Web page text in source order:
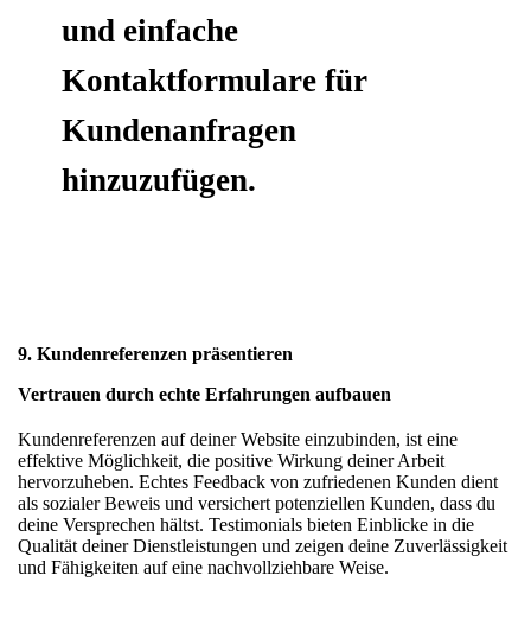
und einfache
Kontaktformulare für
Kundenanfragen
hinzuzufügen.
9. Kundenreferenzen präsentieren
Vertrauen durch echte Erfahrungen aufbauen
Kundenreferenzen auf deiner Website einzubinden, ist eine
effektive Möglichkeit, die positive Wirkung deiner Arbeit
hervorzuheben. Echtes Feedback von zufriedenen Kunden dient
als sozialer Beweis und versichert potenziellen Kunden, dass du
deine Versprechen hältst. Testimonials bieten Einblicke in die
Qualität deiner Dienstleistungen und zeigen deine Zuverlässigkeit
und Fähigkeiten auf eine nachvollziehbare Weise.